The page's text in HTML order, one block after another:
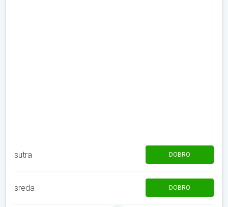
sutra DOBRO
sreda DOBRO